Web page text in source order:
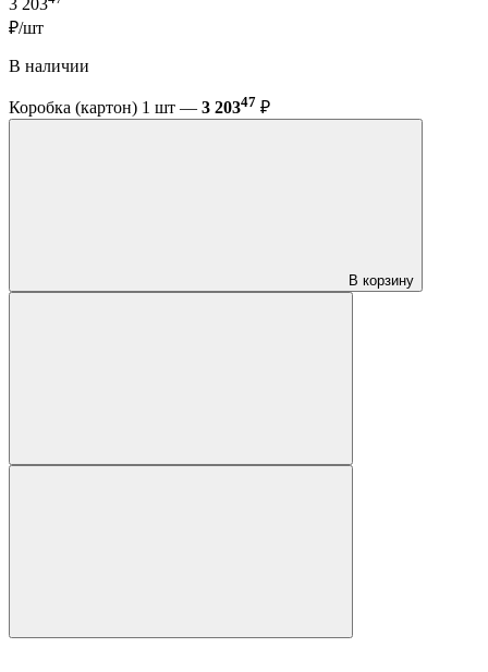
3 203
₽/шт
В наличии
Коробка (картон) 1 шт — 3 20347 ₽
В корзину